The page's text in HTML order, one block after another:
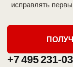
исправлять
+7 495 231-